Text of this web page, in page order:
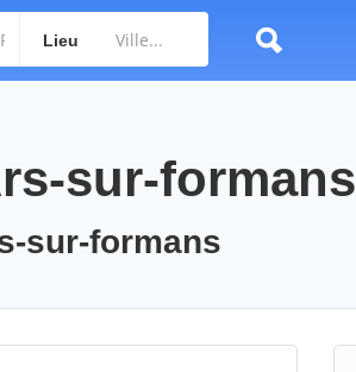
Lieu
sur-formans
sur-formans